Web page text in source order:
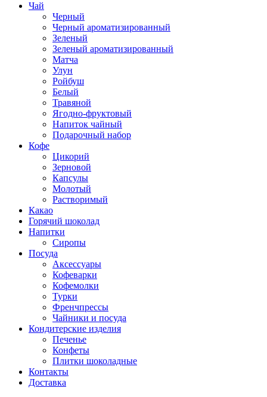
Чай
Черный
Черный ароматизированный
Зеленый
Зеленый ароматизированный
Матча
Улун
Ройбуш
Белый
Травяной
Ягодно-фруктовый
Напиток чайный
Подарочный набор
Кофе
Цикорий
Зерновой
Капсулы
Молотый
Растворимый
Какао
Горячий шоколад
Напитки
Сиропы
Посуда
Аксессуары
Кофеварки
Кофемолки
Турки
Френчпрессы
Чайники и посуда
Кондитерские изделия
Печенье
Конфеты
Плитки шоколадные
Контакты
Доставка